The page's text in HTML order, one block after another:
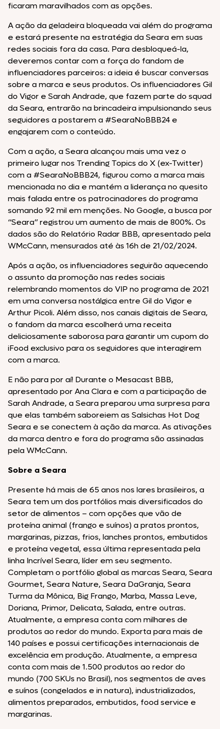
ficaram maravilhados com as opções.
A ação da geladeira bloqueada vai além do programa
e estará presente na estratégia da Seara em suas
redes sociais fora da casa. Para desbloqueá-la,
deveremos contar com a força do fandom de
influenciadores parceiros: a ideia é buscar conversas
sobre a marca e seus produtos. Os influenciadores Gil
do Vigor e Sarah Andrade, que fazem parte do squad
da Seara, entrarão na brincadeira impulsionando seus
seguidores a postarem a #SearaNoBBB24 e
engajarem com o conteúdo.
Com a ação, a Seara alcançou mais uma vez o
primeiro lugar nos Trending Topics do X (ex-Twitter)
com a #SearaNoBBB24, figurou como a marca mais
mencionada no dia e mantém a liderança no quesito
mais falada entre os patrocinadores do programa
somando 92 mil em menções. No Google, a busca por
“Seara” registrou um aumento de mais de 800%. Os
dados são do Relatório Radar BBB, apresentado pela
WMcCann, mensurados até às 16h de 21/02/2024.
Após a ação, os influenciadores seguirão aquecendo
o assunto da promoção nas redes sociais
relembrando momentos do VIP no programa de 2021
em uma conversa nostálgica entre Gil do Vigor e
Arthur Picoli. Além disso, nos canais digitais de Seara,
o fandom da marca escolherá uma receita
deliciosamente saborosa para garantir um cupom do
iFood exclusivo para os seguidores que interagirem
com a marca.
E não para por aí! Durante o Mesacast BBB,
apresentado por Ana Clara e com a participação de
Sarah Andrade, a Seara preparou uma surpresa para
que elas também saboreiem as Salsichas Hot Dog
Seara e se conectem à ação da marca. As ativações
da marca dentro e fora do programa são assinadas
pela WMcCann.
Sobre a Seara
Presente há mais de 65 anos nos lares brasileiros, a
Seara tem um dos portfólios mais diversificados do
setor de alimentos – com opções que vão de
proteína animal (frango e suínos) a pratos prontos,
margarinas, pizzas, frios, lanches prontos, embutidos
e proteína vegetal, essa última representada pela
linha Incrível Seara, líder em seu segmento.
Completam o portfólio global as marcas Seara, Seara
Gourmet, Seara Nature, Seara DaGranja, Seara
Turma da Mônica, Big Frango, Marba, Massa Leve,
Doriana, Primor, Delicata, Salada, entre outras.
Atualmente, a empresa conta com milhares de
produtos ao redor do mundo. Exporta para mais de
140 países e possui certificações internacionais de
excelência em produção. Atualmente, a empresa
conta com mais de 1.500 produtos ao redor do
mundo (700 SKUs no Brasil), nos segmentos de aves
e suínos (congelados e in natura), industrializados,
alimentos preparados, embutidos, food service e
margarinas.